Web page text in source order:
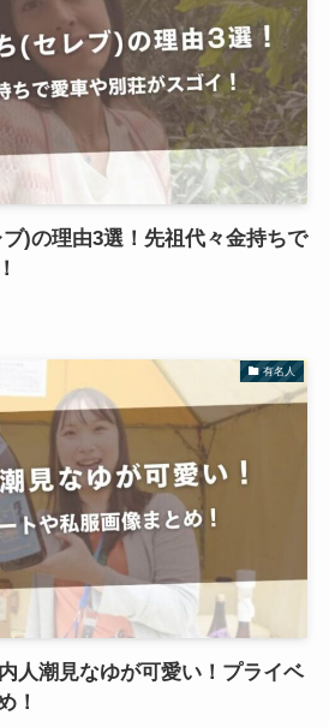
)の理由3選！先祖代々金持ちで
有名人
人潮見なゆが可愛い！プライベ
！